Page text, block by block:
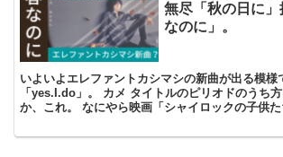
無尽「秋の日に
なのに」。
いよいよエレファントカシマシの新曲が出る模様
「yes.I.do」。 カメ タイトルのピリオドのうち
か、これ。 なにやら映画「シャイロックの子供